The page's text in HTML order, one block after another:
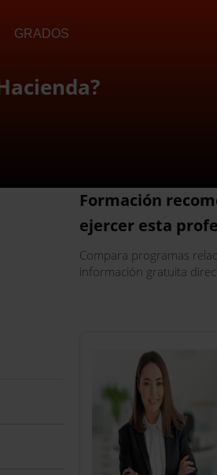
GRADOS
Formación
ejercer esta
Compara programas
información gratuita